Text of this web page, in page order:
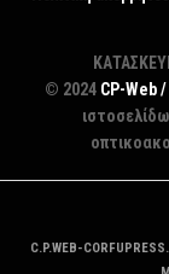
© 2024 CP-Web
C.P.WEB-